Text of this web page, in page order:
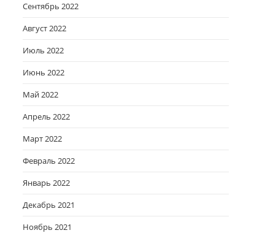
Сентябрь 2022
Август 2022
Июль 2022
Июнь 2022
Май 2022
Апрель 2022
Март 2022
Февраль 2022
Январь 2022
Декабрь 2021
Ноябрь 2021